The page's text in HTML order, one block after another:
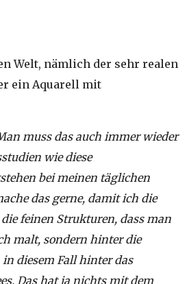
Welt, nämlich der sehr realen
ein Aquarell mit
muss das auch immer wieder
wie diese
bei meinen täglichen
das gerne, damit ich die
feinen Strukturen, dass man
malt, sondern hinter die
diesem Fall hinter das
Das hat ja nichts mit dem